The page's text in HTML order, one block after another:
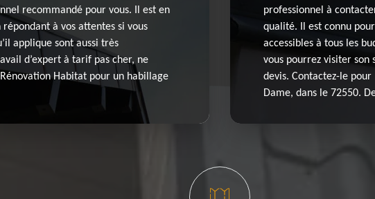
recommandé pour vous. Il est en
à vos attentes si vous
applique sont aussi très
d’expert à tarif pas cher, ne
Habitat pour un habillage
professionnel à
qualité. Il est connu
accessibles à tous les
vous pourrez visiter son
devis. Contactez-le
Dame, dans le 72550.